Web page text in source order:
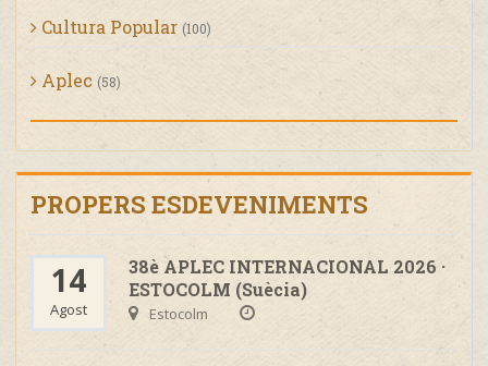
Cultura Popular (100)
Aplec (58)
PROPERS ESDEVENIMENTS
14
Agost
38è APLEC INTERNACIONAL 2026 ·
ESTOCOLM (Suècia)
Estocolm